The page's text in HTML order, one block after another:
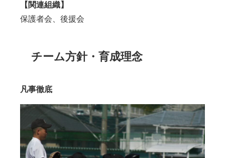
【関連組織】
保護者会、後援会
チーム方針・育成理念
凡事徹底